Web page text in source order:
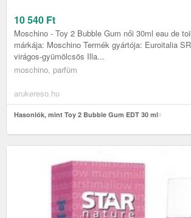
10 540 Ft
Moschino - Toy 2 Bubble Gum női 30ml eau de
márkája: Moschino Termék gyártója: Euroitalia
virágos-gyümölcsös Illa...
moschino, parfüm
arukereso.hu
Hasonlók, mint Toy 2 Bubble Gum EDT 30 ml